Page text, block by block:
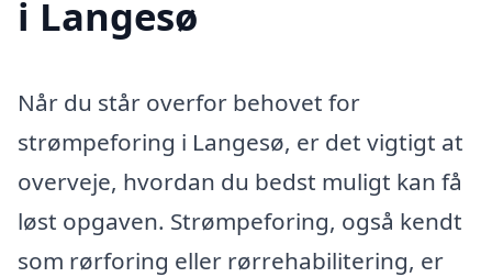
i Langesø
Når du står overfor behovet for
strømpeforing i Langesø, er det vigtigt at
overveje, hvordan du bedst muligt kan få
løst opgaven. Strømpeforing, også kendt
som rørforing eller rørrehabilitering, er